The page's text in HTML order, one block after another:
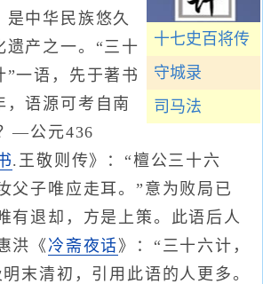
十七史百将传
守城录
司马法
是中华民族悠久
遗产之一。“三十
”一语，先于著书
，语源可考自南
—公元436
.王敬则传》：“檀公三十六
父子唯应走耳。”意为败局已
有退却，方是上策。此语后人
洪《冷斋夜话》：“三十六计，
末清初，引用此语的人更多。